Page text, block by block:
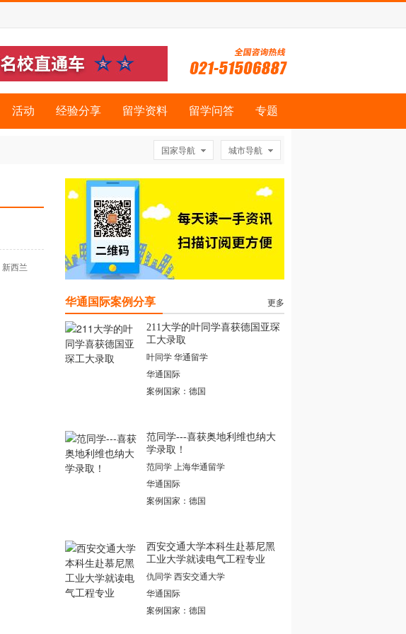
活动 经验分享 留学资料 留学问答 专题
国家导航 城市导航
新西兰
华通国际案例分享 更多
211大学的叶同学喜获德国亚琛
工大录取
叶同学 华通留学
华通国际
案例国家：德国
范同学---喜获奥地利维也纳大
学录取！
范同学 上海华通留学
华通国际
案例国家：德国
西安交通大学本科生赴慕尼黑
工业大学就读电气工程专业
仇同学 西安交通大学
华通国际
案例国家：德国